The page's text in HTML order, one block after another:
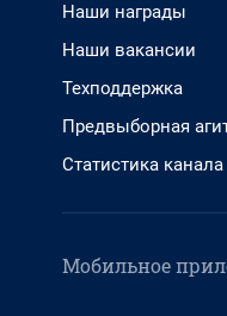
Наши награды
Наши вакансии
Техподдержка
Предвыборная
Статистика
Мобильное